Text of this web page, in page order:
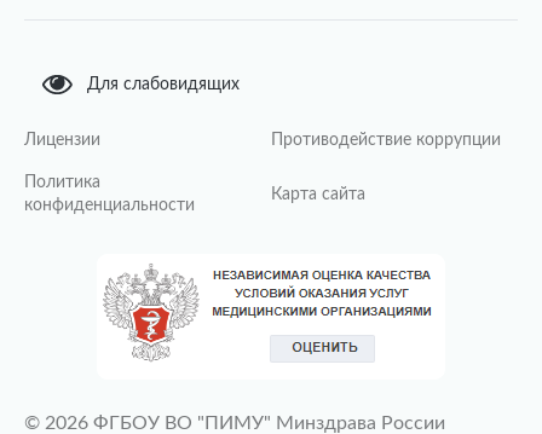
Для слабовидящих
Лицензии Противодействие коррупции
Политика
конфиденциальности
Карта сайта
© 2026 ФГБОУ ВО "ПИМУ" Минздрава России